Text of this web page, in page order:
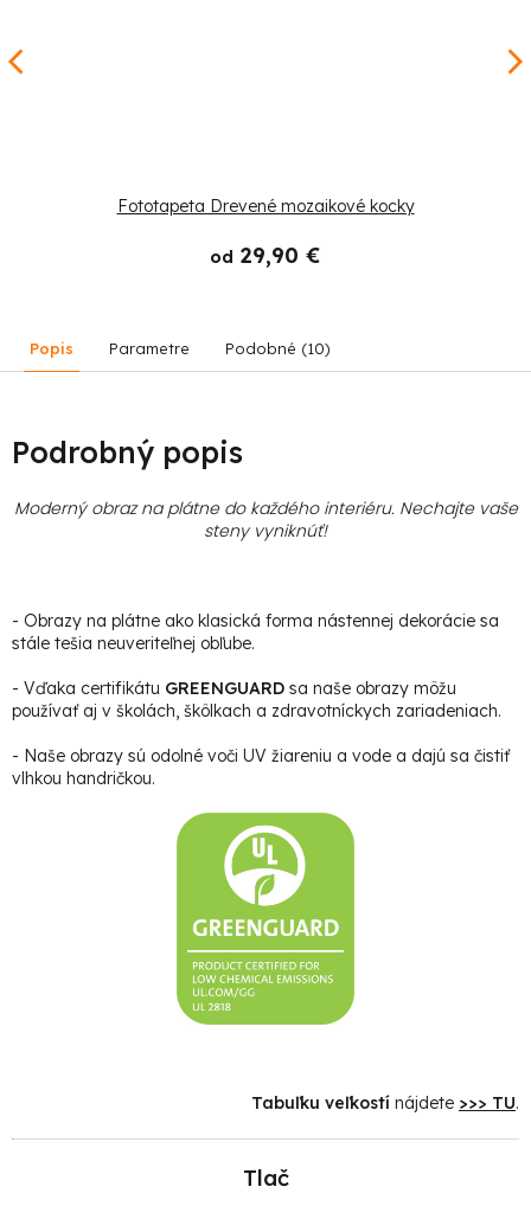
Fototapeta Drevené mozaikové kocky
od 29,90 €
Popis Parametre Podobné (10)
Podrobný popis
Moderný obraz na plátne do každého interiéru. Nechajte vaše
steny vyniknúť!
- Obrazy na plátne ako klasická forma nástennej dekorácie sa
stále tešia neuveriteľnej obľube.
- Vďaka certifikátu GREENGUARD sa naše obrazy môžu
používať aj v školách, škôlkach a zdravotníckych zariadeniach.
- Naše obrazy sú odolné voči UV žiareniu a vode a dajú sa čistiť
vlhkou handričkou.
Tabuľku veľkostí nájdete >>> TU.
Tlač